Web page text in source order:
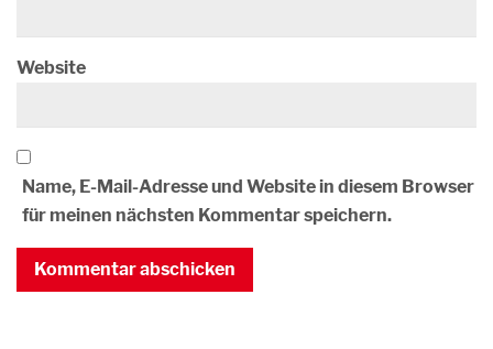
Website
Name, E-Mail-Adresse und Website in diesem Browser
für meinen nächsten Kommentar speichern.